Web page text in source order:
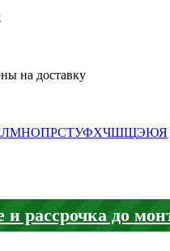
на доставку
ЛМНОПРСТУФХЧШЩЭЮЯ
и рассрочка до